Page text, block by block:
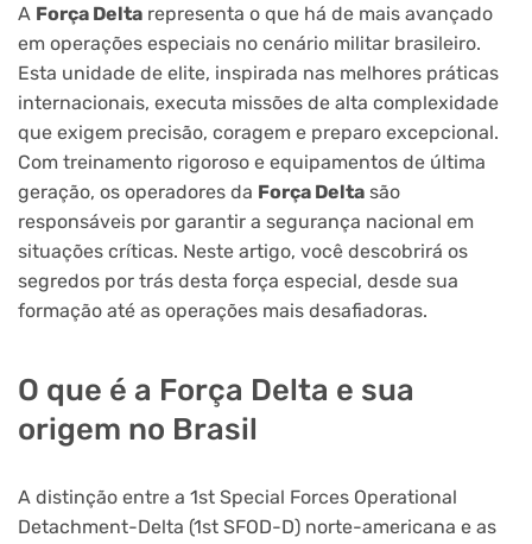
A Força Delta representa o que há de mais avançado
em operações especiais no cenário militar brasileiro.
Esta unidade de elite, inspirada nas melhores práticas
internacionais, executa missões de alta complexidade
que exigem precisão, coragem e preparo excepcional.
Com treinamento rigoroso e equipamentos de última
geração, os operadores da Força Delta são
responsáveis por garantir a segurança nacional em
situações críticas. Neste artigo, você descobrirá os
segredos por trás desta força especial, desde sua
formação até as operações mais desafiadoras.
O que é a Força Delta e sua
origem no Brasil
A distinção entre a 1st Special Forces Operational
Detachment-Delta (1st SFOD-D) norte-americana e as